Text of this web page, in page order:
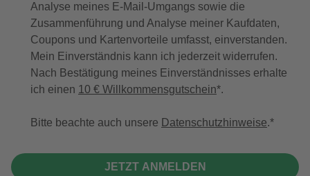
Analyse meines E-Mail-Umgangs sowie die
Zusammenführung und Analyse meiner Kaufdaten,
Coupons und Kartenvorteile umfasst, einverstanden.
Mein Einverständnis kann ich jederzeit widerrufen.
Nach Bestätigung meines Einverständnisses erhalte
ich einen 10 € Willkommensgutschein*.
Bitte beachte auch unsere Datenschutzhinweise.
JETZT ANMELDEN